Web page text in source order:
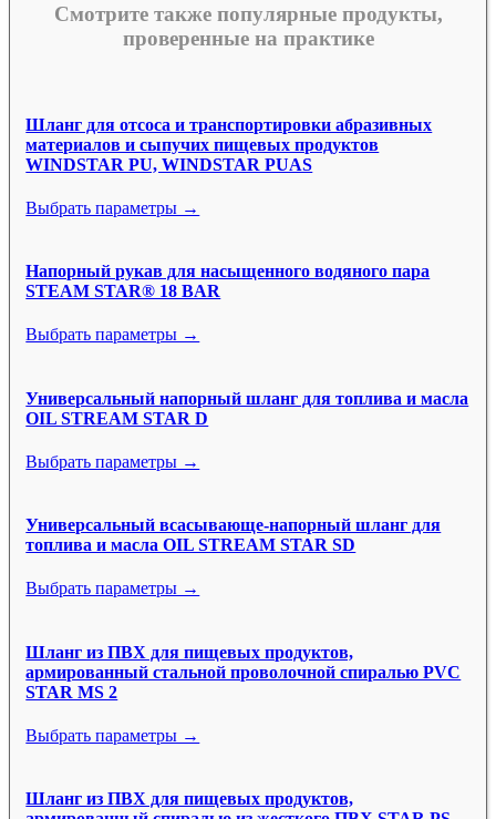
Смотрите также популярные продукты,
проверенные на практике
Шланг для отсоса и транспортировки абразивных
материалов и сыпучих пищевых продуктов
WINDSTAR PU, WINDSTAR PUAS
Выбрать параметры →
Напорный рукав для насыщенного водяного пара
STEAM STAR® 18 BAR
Выбрать параметры →
Универсальный напорный шланг для топлива и масла
OIL STREAM STAR D
Выбрать параметры →
Универсальный всасывающе-напорный шланг для
топлива и масла OIL STREAM STAR SD
Выбрать параметры →
Шланг из ПВХ для пищевых продуктов,
армированный стальной проволочной спиралью PVC
STAR MS 2
Выбрать параметры →
Шланг из ПВХ для пищевых продуктов,